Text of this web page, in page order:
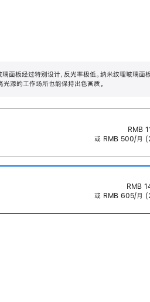
璃面板经过特别设计，反光率极低。纳米纹理玻璃面
光源的工作场所也能保持出色画质。
RMB
或 RMB 500/月
RMB
或 RMB 605/月